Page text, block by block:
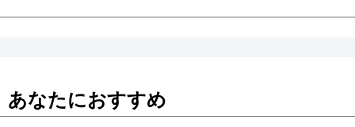
あなたにおすすめ